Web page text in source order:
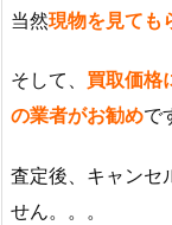
当然現物を見ても
そして、 買取価格
の業者がお勧めで
査定後、キャンセ
せん。。。